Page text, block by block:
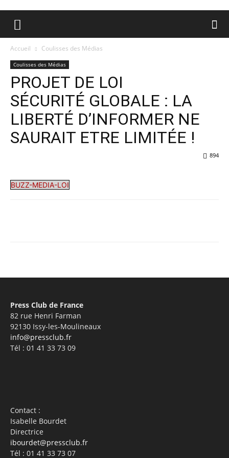
Accueil Coulisses des Médias
Coulisses des Médias
PROJET DE LOI
SÉCURITÉ GLOBALE : LA
LIBERTÉ D’INFORMER NE
SAURAIT ETRE LIMITÉE !
894
BUZZ-MEDIA-LOI
Press Club de France
82 rue Henri Farman
92130 Issy-les-Moulineaux
info@pressclub.fr
Tél : 01 41 33 73 09
Contact :
Isabelle Bourdet
Directrice
ibourdet@pressclub.fr
Tél : 01 41 33 73 07